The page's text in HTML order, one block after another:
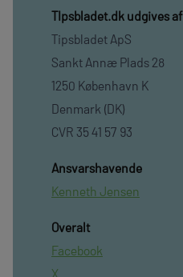
TIpsbladet.dk udgives af
Tipsbladet ApS
Sankt Annæ Plads 28
1250 København K
Denmark (DK)
CVR 35 41 57 93
Ansvarshavende
Kenneth Jensen
Overalt
Facebook
X